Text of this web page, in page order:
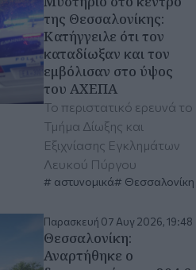
της Θεσσαλονίκης:
Κατήγγειλε ότι τον
καταδίωξαν και τον
εμβόλισαν στο ύψος
του ΑΧΕΠΑ
To περιστατικό ερευνά το
Τμήμα Δίωξης και
Εξιχνίασης Εγκλημάτων
Λευκού Πύργου
αστυνομικά Θεσσαλονίκη
Παρασκευή 07 Αυγ 2026, 19:48
Θεσσαλονίκη:
Αναρτήθηκε ο